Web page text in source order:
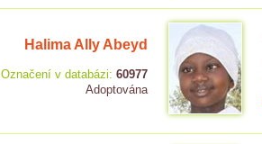
Halima Ally Abeyd
Označení v databázi: 60977
Adoptována